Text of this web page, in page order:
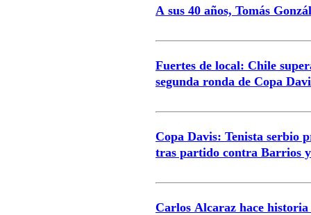
A sus 40 años, Tomás
Fuertes de local: Chile
segunda ronda de Copa
Copa Davis: Tenista serbio
tras partido contra Barrios
Carlos Alcaraz hace